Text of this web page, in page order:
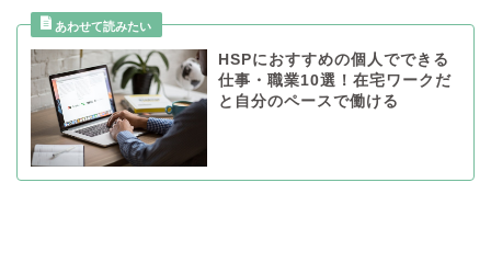
HSPにおすすめの個人でできる
仕事・職業10選！在宅ワークだ
と自分のペースで働ける